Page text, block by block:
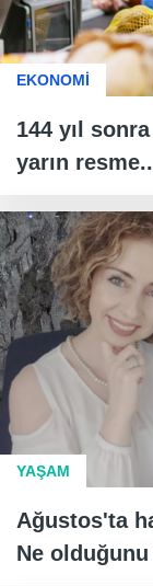
EKONOMİ
144 yıl
yarın
YAŞAM
Ağustos'ta
Ne